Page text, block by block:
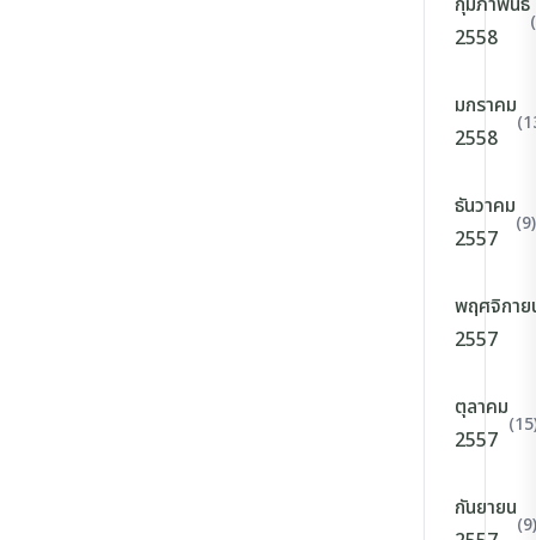
2558
มกราคม
2558
ธันวาคม
2557
(9)
พฤศจิกาย
2557
ตุลาคม
2557
กันยายน
(9)